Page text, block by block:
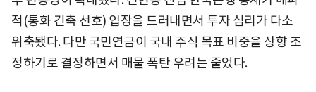
적(통화 긴축 선호) 입장을 드러내면서 투자 심리가 다소
위축됐다. 다만 국민연금이 국내 주식 목표 비중을 상향 조
정하기로 결정하면서 매물 폭탄 우려는 줄었다.